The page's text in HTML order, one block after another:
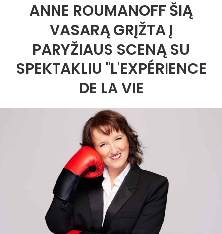
ANNE ROUMANOFF ŠIĄ
VASARĄ GRĮŽTA Į
PARYŽIAUS SCENĄ SU
SPEKTAKLIU "L'EXPÉRIENCE
DE LA VIE